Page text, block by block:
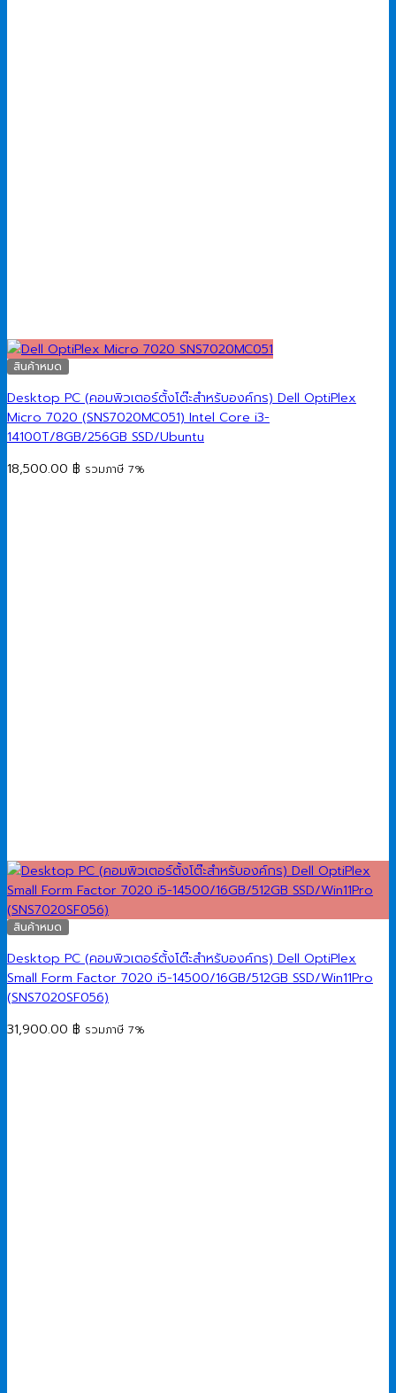
สินค้าหมด
Desktop PC (คอมพิวเตอร์ตั้งโต๊ะสำหรับองค์กร) Dell OptiPlex
Micro 7020 (SNS7020MC051) Intel Core i3-
14100T/8GB/256GB SSD/Ubuntu
18,500.00 ฿ รวมภาษี 7%
สินค้าหมด
Desktop PC (คอมพิวเตอร์ตั้งโต๊ะสำหรับองค์กร) Dell OptiPlex
Small Form Factor 7020 i5-14500/16GB/512GB SSD/Win11Pro
(SNS7020SF056)
31,900.00 ฿ รวมภาษี 7%